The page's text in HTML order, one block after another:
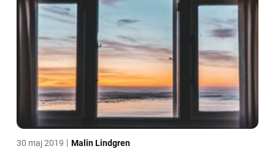
30 maj 2019 Malin Lindgren